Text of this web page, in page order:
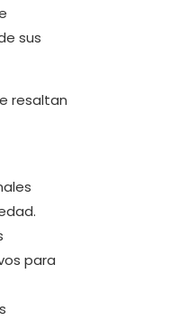
sus
resaltan
para